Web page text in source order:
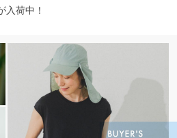
入荷中！